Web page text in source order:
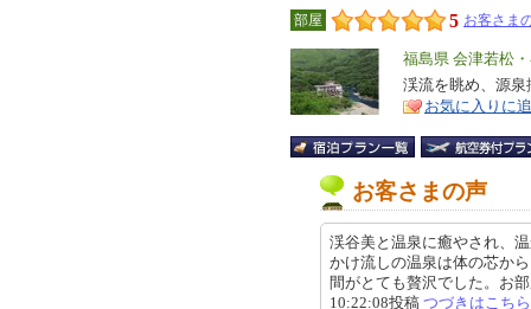
部屋 5 お客さま
エ
リ
ア
福島県 会津若松
特
徴
渓流を眺め、源
お気に入りに
お客さまの声
渓谷美と温泉に癒やされ、
かけ流しの温泉は体の芯か
間がとても贅沢でした。お
10:22:08投稿 つづきはこちら